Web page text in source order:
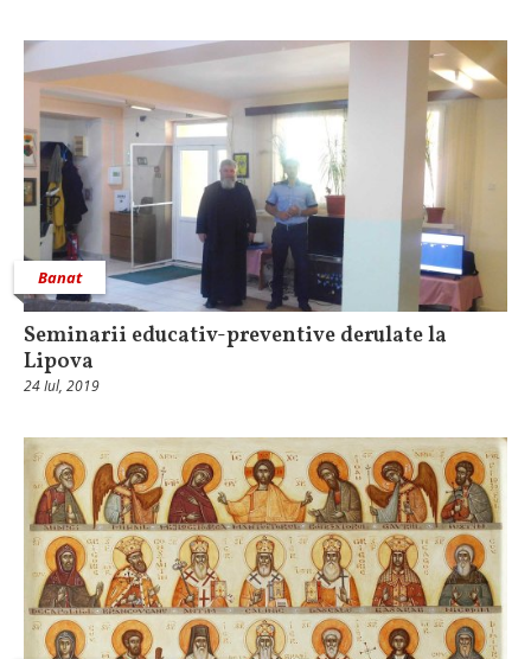
Banat
Seminarii educativ-preventive derulate la
Lipova
24 Iul, 2019